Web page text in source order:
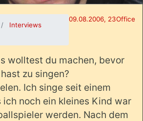
09.08.2006, 23Office
Interviews
wolltest du machen, bevor
zu singen?
Ich singe seit einem
ich noch ein kleines Kind war
werden. Nach dem